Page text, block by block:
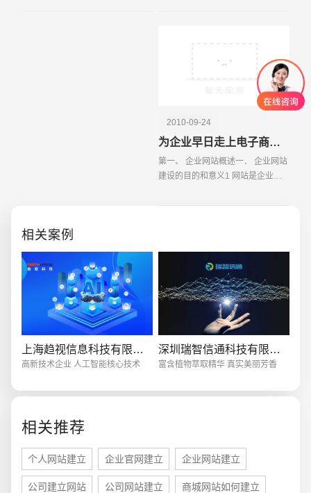
2010-09-24
为企业早日走上电子商务之企业网站建设
第一、 企业网站概述一． 企业网站
建设的目的和意义1 网站是企业的
相关案例
上海趋视信息科技有限公司
高新技术企业 人工智能核心技术
深圳瑞智信通科技有限公司
富含植物萃取精华 真实美丽芳香
相关推荐
个人网站建立 企业官网建立 企业网站建立
公司建立网站 公司网站建立 商城网站如何建立
创意品牌型网站